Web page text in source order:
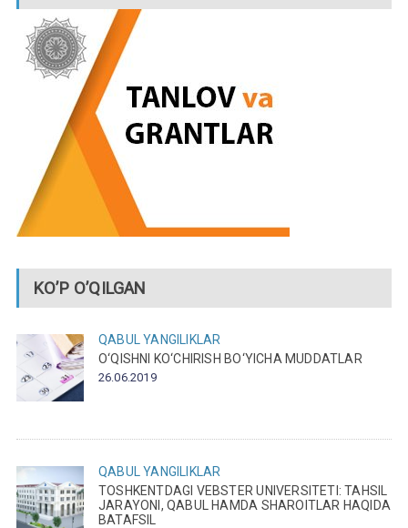
KO’P O’QILGAN
QABUL
YANGILIKLAR
O‘QISHNI KO‘CHIRISH BO‘YICHA MUDDATLAR
26.06.2019
QABUL
YANGILIKLAR
TOSHKENTDAGI VEBSTER UNIVERSITETI: TAHSIL
JARAYONI, QABUL HAMDA SHAROITLAR HAQIDA
BATAFSIL